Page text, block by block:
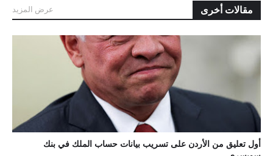
مقالات أخرى عرض المزيد
أول تعليق من الأردن على تسريب بيانات حساب الملك في بنك